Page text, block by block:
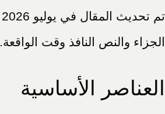
الجزاء والنص النافذ وقت الواقعة.
العناصر الأساسية